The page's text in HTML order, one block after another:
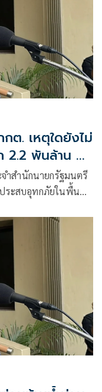
ต. เหตุใดยังไม่
2.2 พันล้าน ทั้ง
ำสำนักนายกรัฐมนตรี
ประสบอุทกภัยในพื้นที่
งเลือกตั้ง จึงมีความ
ารณาก่อน